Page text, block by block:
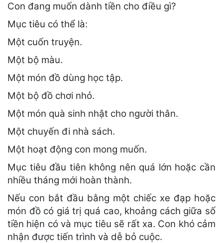
Con đang muốn dành tiền cho điều gì?
Mục tiêu có thể là:
Một cuốn truyện.
Một bộ màu.
Một món đồ dùng học tập.
Một bộ đồ chơi nhỏ.
Một món quà sinh nhật cho người thân.
Một chuyến đi nhà sách.
Một hoạt động con mong muốn.
Mục tiêu đầu tiên không nên quá lớn hoặc cần
nhiều tháng mới hoàn thành.
Nếu con bắt đầu bằng một chiếc xe đạp hoặc
món đồ có giá trị quá cao, khoảng cách giữa số
tiền hiện có và mục tiêu sẽ rất xa. Con khó cảm
nhận được tiến trình và dễ bỏ cuộc.